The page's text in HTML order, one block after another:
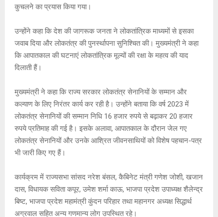
कुचलने का प्रयास किया गया।
उन्होंने कहा कि देश की जागरूक जनता ने लोकतांत्रिक माध्यमों से इसका
जवाब दिया और लोकतंत्र की पुनर्स्थापना सुनिश्चित की। मुख्यमंत्री ने कहा
कि आपातकाल की घटनाएं लोकतांत्रिक मूल्यों की रक्षा के महत्व की याद
दिलाती हैं।
मुख्यमंत्री ने कहा कि राज्य सरकार लोकतंत्र सेनानियों के सम्मान और
कल्याण के लिए निरंतर कार्य कर रही है। उन्होंने बताया कि वर्ष 2023 में
लोकतंत्र सेनानियों की सम्मान निधि 16 हजार रुपये से बढ़ाकर 20 हजार
रुपये प्रतिमाह की गई है। इसके अलावा, आपातकाल के दौरान जेल गए
लोकतंत्र सेनानियों और उनके आश्रित जीवनसाथियों को विशेष पहचान-पत्र
भी जारी किए गए हैं।
कार्यक्रम में राज्यसभा सांसद नरेश बंसल, कैबिनेट मंत्री गणेश जोशी, खजान
दास, विधायक सविता कपूर, उमेश शर्मा काऊ, भाजपा प्रदेश उपाध्यक्ष शैलेन्द्र
बिष्ट, भाजपा प्रदेश महामंत्री कुंदन परिहार तथा महानगर अध्यक्ष सिद्धार्थ
अग्रवाल सहित अन्य गणमान्य लोग उपस्थित रहे।